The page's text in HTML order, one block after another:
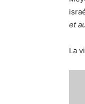
et
La